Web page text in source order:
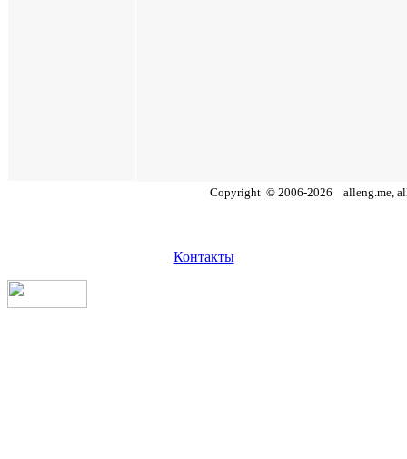
Copyright © 2006-2026 alleng.me,
Контакты